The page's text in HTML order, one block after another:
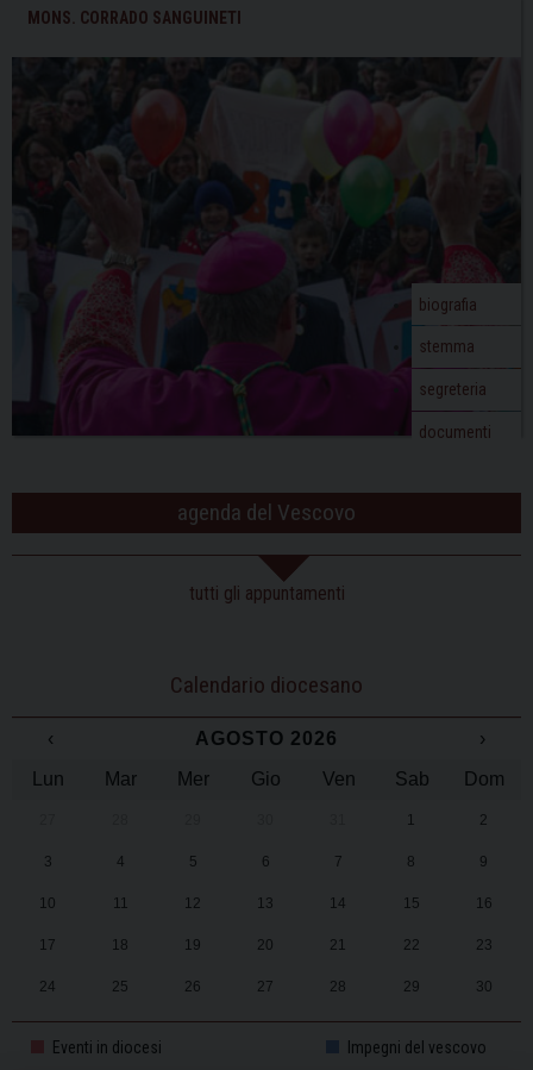
Pavia
a
t
MONS. CORRADO SANGUINETI
biografia
stemma
segreteria
documenti
agenda del Vescovo
tutti gli appuntamenti
Calendario diocesano
‹ AGOSTO 2026
›
Lun
Mar Mer Gio Ven Sab Dom
1 2
3 4 5 6 7 8 9
10 11 12 13 14 15 16
17 18 19 20 21 22 23
24 25 26 27 28 29 30
31 1 2 3 4 5 6
Eventi in diocesi Impegni del vescovo